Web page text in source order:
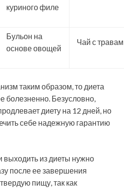
куриного филе
Бульон на
основе овощей
Чай с
таким образом, то диета
болезненно. Безусловно,
диету на 12 дней, но
себе надежную гарантию
выходить из диеты нужно
после ее завершения
пищу, так как